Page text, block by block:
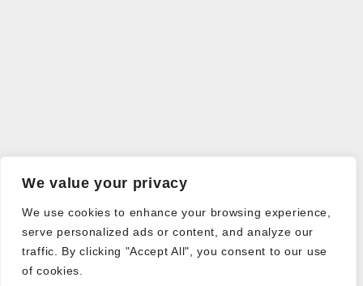
We value your privacy
We use cookies to enhance your browsing experience,
serve personalized ads or content, and analyze our
traffic. By clicking "Accept All", you consent to our use
of cookies.